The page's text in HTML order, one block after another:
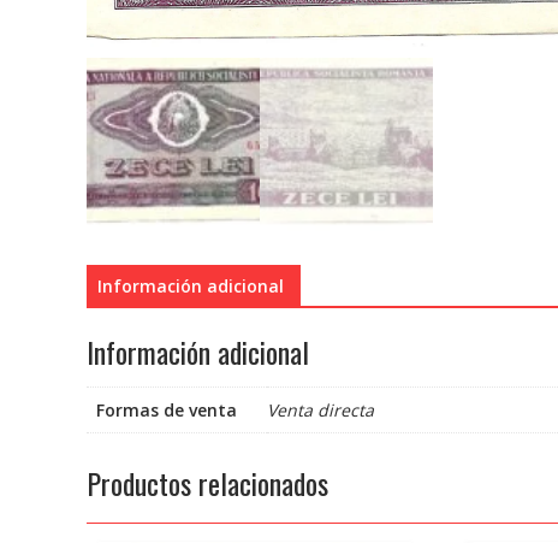
Información adicional
Información adicional
Formas de venta Venta directa
Productos relacionados